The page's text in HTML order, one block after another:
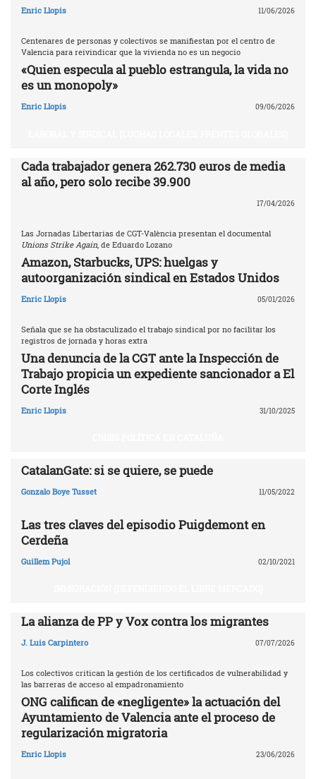
Enric Llopis 11/06/2026
Centenares de personas y colectivos se manifiestan por el centro de
Valencia para reivindicar que la vivienda no es un negocio
«Quien especula al pueblo estrangula, la vida no
es un monopoly»
Enric Llopis 09/06/2026
Cada trabajador genera 262.730 euros de media
al año, pero solo recibe 39.900
17/04/2026
Las Jornadas Libertarias de CGT-València presentan el documental
Unions Strike Again, de Eduardo Lozano
Amazon, Starbucks, UPS: huelgas y
autoorganización sindical en Estados Unidos
Enric Llopis 05/01/2026
Señala que se ha obstaculizado el trabajo sindical por no facilitar los
registros de jornada y horas extra
Una denuncia de la CGT ante la Inspección de
Trabajo propicia un expediente sancionador a El
Corte Inglés
Enric Llopis 31/10/2025
CatalanGate: si se quiere, se puede
Gonzalo Boye Tusset 11/05/2022
Las tres claves del episodio Puigdemont en
Cerdeña
Guillem Pujol 02/10/2021
La alianza de PP y Vox contra los migrantes
J. Luis Carpintero 07/07/2026
Los colectivos critican la gestión de los certificados de vulnerabilidad y
las barreras de acceso al empadronamiento
ONG califican de «negligente» la actuación del
Ayuntamiento de Valencia ante el proceso de
regularización migratoria
Enric Llopis 23/06/2026